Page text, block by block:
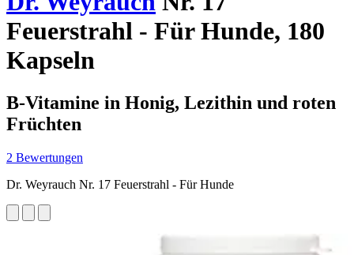
Feuerstrahl - Für Hunde, 180
Kapseln
B-Vitamine in Honig, Lezithin und roten
Früchten
2 Bewertungen
Dr. Weyrauch Nr. 17 Feuerstrahl - Für Hunde